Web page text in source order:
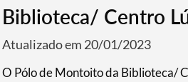
Biblioteca/ Centro
Atualizado em 20/01/2023
O Pólo de Montoito da Biblioteca/